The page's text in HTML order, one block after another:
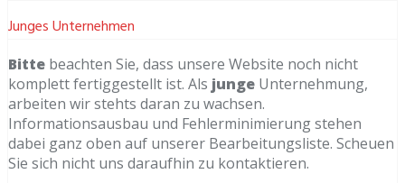
Junges Unternehmen
Bitte beachten Sie, dass unsere Website noch nicht
komplett fertiggestellt ist. Als junge Unternehmung,
arbeiten wir stehts daran zu wachsen.
Informationsausbau und Fehlerminimierung stehen
dabei ganz oben auf unserer Bearbeitungsliste. Scheuen
Sie sich nicht uns daraufhin zu kontaktieren.